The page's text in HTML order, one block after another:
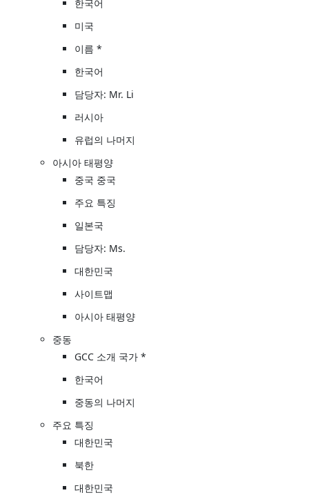
한국어
미국
이름 *
한국어
담당자: Mr. Li
러시아
유럽의 나머지
아시아 태평양
중국 중국
주요 특징
일본국
담당자: Ms.
대한민국
사이트맵
아시아 태평양
중동
GCC 소개 국가 *
한국어
중동의 나머지
주요 특징
대한민국
북한
대한민국